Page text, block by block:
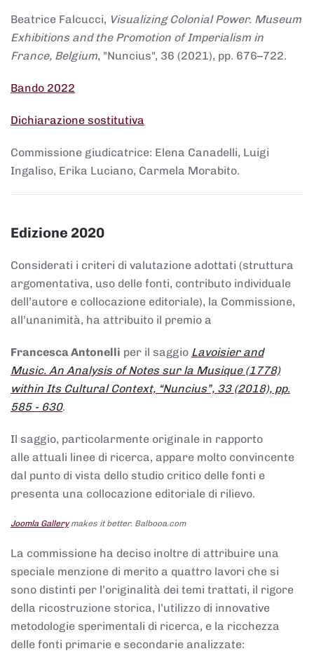
Beatrice Falcucci, Visualizing Colonial Power. Museum
Exhibitions and the Promotion of Imperialism in
France, Belgium, "Nuncius", 36 (2021), pp. 676–722.
Bando 2022
Dichiarazione sostitutiva
Commissione giudicatrice: Elena Canadelli, Luigi
Ingaliso, Erika Luciano, Carmela Morabito.
Edizione 2020
Considerati i criteri di valutazione adottati (struttura
argomentativa, uso delle fonti, contributo individuale
dell’autore e collocazione editoriale), la Commissione,
all’unanimità, ha attribuito il premio a
Francesca Antonelli per il saggio Lavoisier and
Music. An Analysis of Notes sur la Musique (1778)
within Its Cultural Context, “Nuncius”, 33 (2018), pp.
585 - 630.
Il saggio, particolarmente originale in rapporto
alle attuali linee di ricerca, appare molto convincente
dal punto di vista dello studio critico delle fonti e
presenta una collocazione editoriale di rilievo.
Joomla Gallerymakes it better. Balbooa.com
La commissione ha deciso inoltre di attribuire una
speciale menzione di merito a quattro lavori che si
sono distinti per l’originalità dei temi trattati, il rigore
della ricostruzione storica, l’utilizzo di innovative
metodologie sperimentali di ricerca, e la ricchezza
delle fonti primarie e secondarie analizzate: